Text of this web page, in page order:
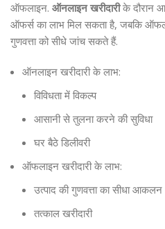
ऑफलाइन. ऑनलाइन खरीदारीके दौरान
ऑफर्स का लाभ मिल सकता है, जबकि
गुणवत्ता को सीधे जांच सकते हैं.
ऑनलाइन खरीदारी के लाभ:
विविधता में विकल्प
आसानी से तुलना करने की सुविधा
घर बैठे डिलीवरी
ऑफलाइन खरीदारी के लाभ:
उत्पाद की गुणवत्ता का सीधा आकलन
तत्काल खरीदारी